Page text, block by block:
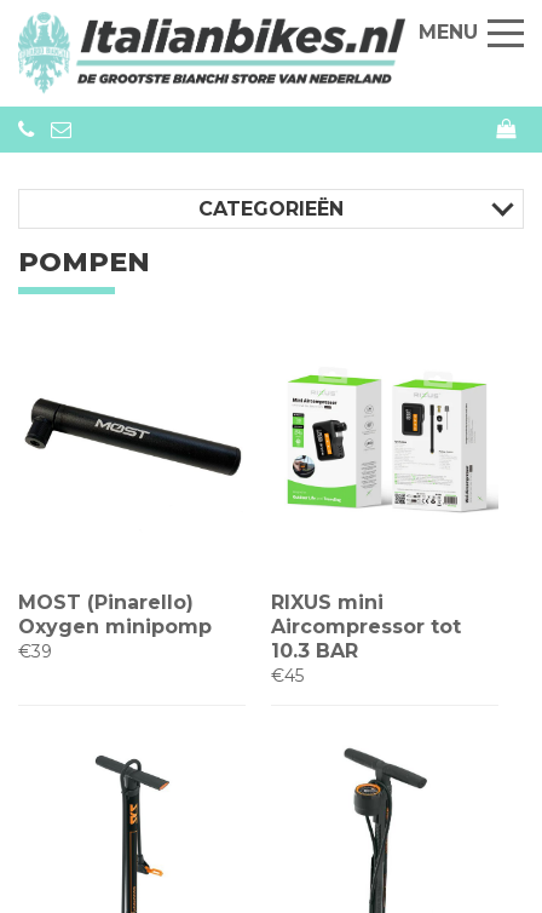
MENU
CATEGORIEËN
POMPEN
MOST (Pinarello)
Oxygen minipomp
€39
RIXUS mini
Aircompressor tot
10.3 BAR
€45